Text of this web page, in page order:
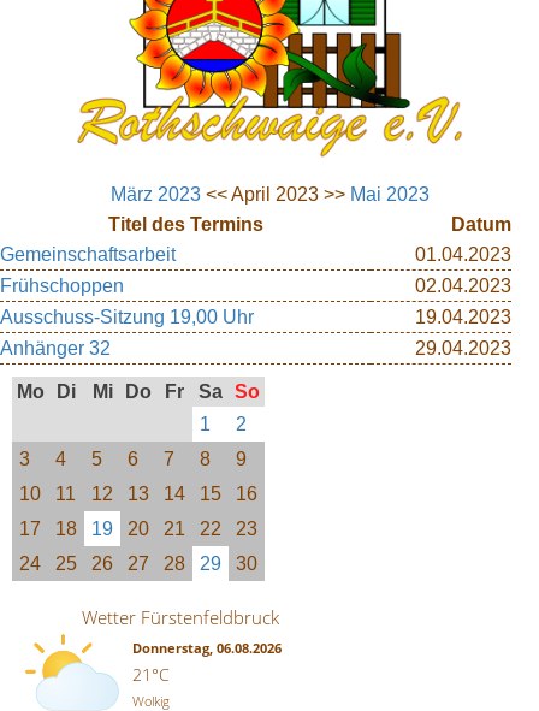
März 2023<< April 2023 >> Mai 2023
Titel des Termins
Datum
Gemeinschaftsarbeit
01.04.2023
Frühschoppen
02.04.2023
Ausschuss-Sitzung 19,00 Uhr
19.04.2023
Anhänger 32
29.04.2023
Mo Di Mi Do Fr Sa So
1
2
3
4 5 6 7 8
9
10
11 12 13 14 15
16
17
18 19 20 21 22
23
24
25 26 27 28 29 30
Wetter Fürstenfeldbruck
Donnerstag, 06.08.2026
21°C
Wolkig